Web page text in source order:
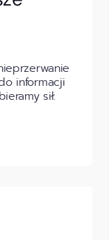
informacji
sił.